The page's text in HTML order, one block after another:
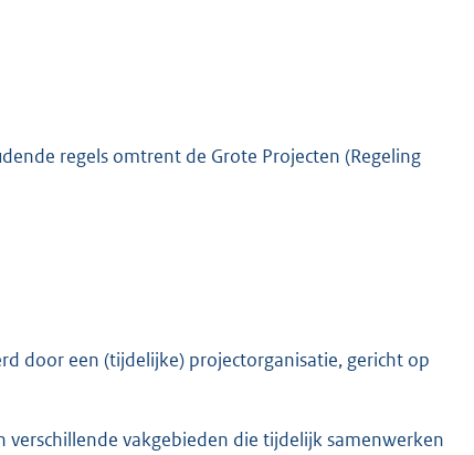
regels omtrent de Grote Projecten (Regeling
door een (tijdelijke) projectorganisatie, gericht op
vakgebieden die tijdelijk samenwerken